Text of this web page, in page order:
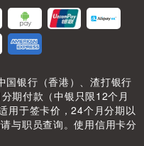
国银行（香港）、渣打银行
期付款（中银只限12个月
用于签卡价，24个月分期以
与职员查询。使用信用卡分